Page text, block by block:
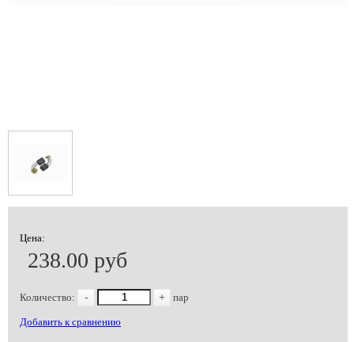
Цена:
238.00 руб
Количество: - + пар
Добавить к сравнению